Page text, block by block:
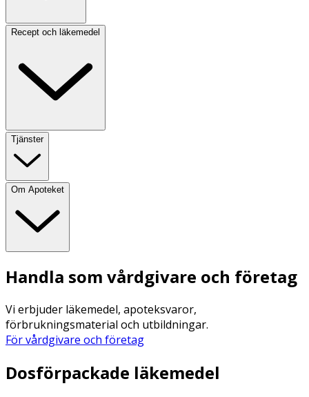
Recept och läkemedel
Tjänster
Om Apoteket
Handla som vårdgivare och företag
Vi erbjuder läkemedel, apoteksvaror,
förbrukningsmaterial och utbildningar.
För vårdgivare och företag
Dosförpackade läkemedel